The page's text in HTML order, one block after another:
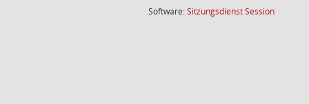
Software:SitzungsdienstSession(Wird in